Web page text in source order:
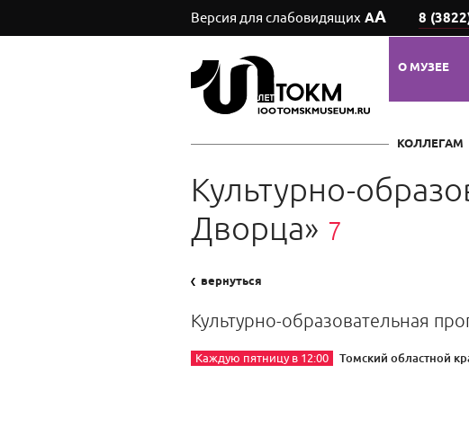
Версия для слабовидящих АА 8
О МУЗЕЕ
КОЛЛЕГАМ
Культурно-
Дворца» 7
вернуться
Культурно-образовательная
Каждую пятницу в 12:00 Томский областной